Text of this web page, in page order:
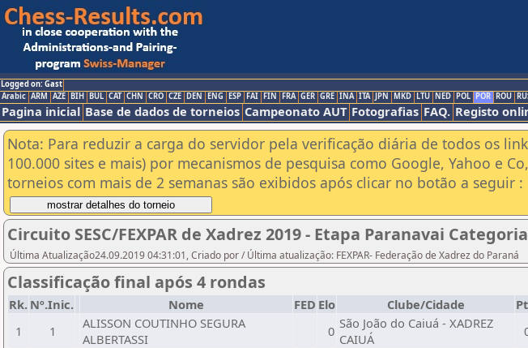
Logged on: Gast
Arabic ARM AZE BIH BUL CAT CHN CRO CZE DEN ENG ESP FAI FIN FRA GER GRE INA ITA JPN MKD LTU NED POL POR ROU
Pagina inicial Base de dados de torneios Campeonato AUT Fotografias FAQ. Registo
Nota: Para reduzir a carga do servidor pela verificação diária de todos os
100.000 sites e mais) por mecanismos de pesquisa como Google, Yahoo e
torneios com mais de 2 semanas são exibidos após clicar no botão a seguir :
Circuito SESC/FEXPAR de Xadrez 2019 - Etapa Paranavai
Última Atualização24.09.2019 04:31:01, Criado por / Última atualização: FEXPAR- Federação de Xadrez do Paraná
Classificação final após 4 rondas
Rk. Nº.Inic. Nome FED Elo Clube/Cidade
1
1
ALISSON COUTINHO SEGURA
ALBERTASSI
0 São João do Caiuá - XADREZ
CAIUÁ